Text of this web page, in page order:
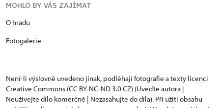
MOHLO BY VÁS ZAJÍMAT
O hradu
Fotogalerie
Není-li výslovně uvedeno jinak, podléhají fotografie a texty licenci
Creative Commons (CC BY-NC-ND 3.0 CZ) (Uveďte autora |
Neužívejte dílo komerčně | Nezasahujte do díla). Při užití obsahu